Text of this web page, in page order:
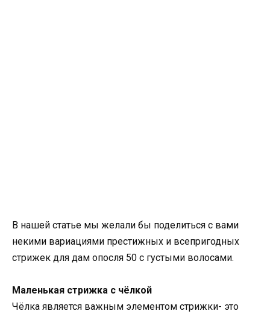
В нашей статье мы желали бы поделиться с вами
некими вариациями престижных и всепригодных
стрижек для дам опосля 50 с густыми волосами.
Маленькая стрижка с чёлкой
Чёлка является важным элементом стрижки- это